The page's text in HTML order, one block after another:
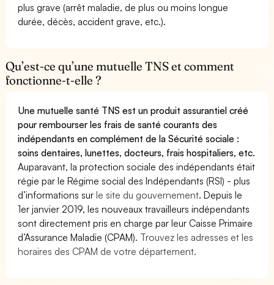
plus grave (arrêt maladie, de plus ou moins longue
durée, décès, accident grave, etc.).
Qu’est-ce qu’une mutuelle TNS et comment
fonctionne-t-elle ?
Une mutuelle santé TNS est un produit assurantiel créé
pour rembourser les frais de santé courants des
indépendants en complément de la Sécurité sociale :
soins dentaires, lunettes, docteurs, frais hospitaliers, etc.
Auparavant, la protection sociale des indépendants était
régie par le Régime social des Indépendants (RSI) - plus
d’informations surle site du gouvernement. Depuis le
1er janvier 2019, les nouveaux travailleurs indépendants
sont directement pris en charge par leur Caisse Primaire
d’Assurance Maladie (CPAM). Trouvez les adresses et les
horaires des CPAM de votre département.